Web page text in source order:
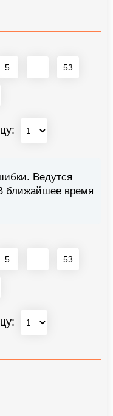
5 53
Ведутся
ближайшее время
5 53